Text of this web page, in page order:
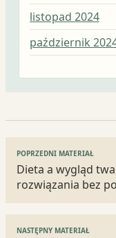
listopad 2024
październik
Nawigacja
wpisu
POPRZEDNI MATERIAŁ
Dieta a wygląd
rozwiązania bez
NASTĘPNY MATERIAŁ